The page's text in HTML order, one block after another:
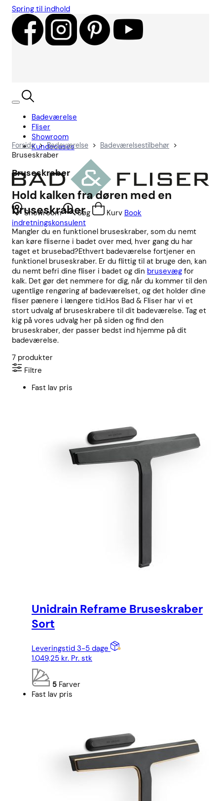
Spring til indhold
Badeværelse
Fliser
Showroom
Kundecases
Showroom Søg Kurv Book
indretningskonsulent
Forside > Badeværelse > Badeværelsestilbehør >
Bruseskraber
Bruseskraber
Hold kalken fra døren med en
bruseskraber
Mangler du en funktionel bruseskraber, som du nemt
kan køre fliserne i badet over med, hver gang du har
taget et brusebad?Ethvert badeværelse fortjener en
funktionel bruseskraber. Er du flittig til at bruge den, kan
du nemt befri dine fliser i badet og din brusevæg for
kalk. Det gør det nemmere for dig, når du kommer til den
ugentlige rengøring af badeværelset, og det holder dine
fliser pænere i længere tid.Hos Bad & Fliser har vi et
stort udvalg af bruseskrabere til dit badeværelse. Tag et
kig på vores udvalg her på siden og find den
bruseskraber, der passer bedst ind hjemme på dit
badeværelse.
7 produkter
Filtre
Fast lav pris
Unidrain Reframe Bruseskraber
Sort
Leveringstid 3-5 dage
1.049,25 kr. Pr. stk
5 Farver
Fast lav pris